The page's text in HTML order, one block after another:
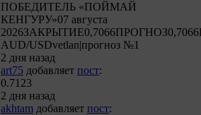
ПОБЕДИТЕЛЬ «ПОЙМАЙ
КЕНГУРУ»07 августа
AUD/USDvetlan|прогноз №1
2 дня назад
art75 добавляет пост:
0.7123
2 дня назад
akhtam добавляет пост: